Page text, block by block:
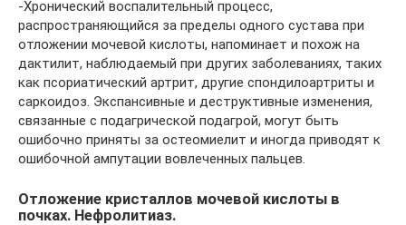
-Хронический воспалительный процесс,
распространяющийся за пределы одного сустава при
отложении мочевой кислоты, напоминает и похож на
дактилит, наблюдаемый при других заболеваниях, таких
как псориатический артрит, другие спондилоартриты и
саркоидоз. Экспансивные и деструктивные изменения,
связанные с подагрической подагрой, могут быть
ошибочно приняты за остеомиелит и иногда приводят к
ошибочной ампутации вовлеченных пальцев.
Отложение кристаллов мочевой кислоты в
почках. Нефролитиаз.